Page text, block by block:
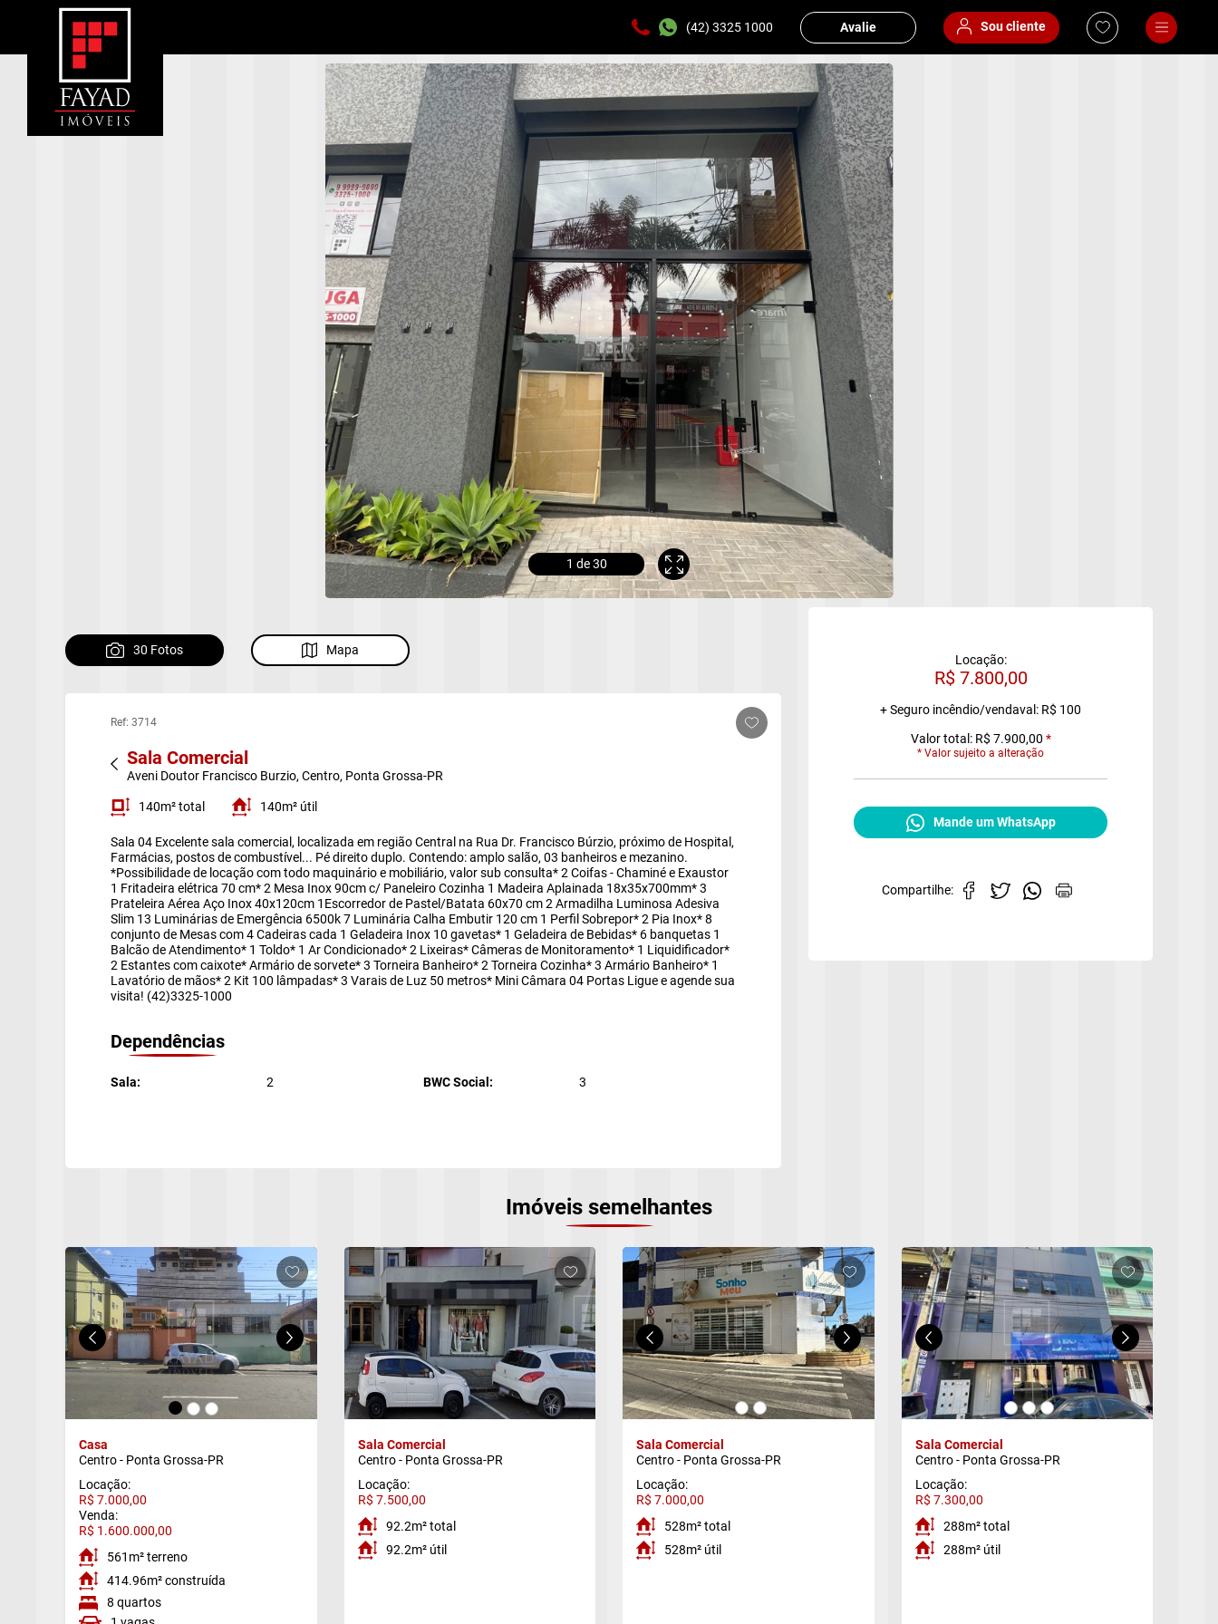
(42) 3325 1000 Avalie Sou cliente
1 de 30
30 Fotos Mapa
Ref: 3714
Sala Comercial
Aveni Doutor Francisco Burzio, Centro, Ponta Grossa-PR
140m² total 140m² útil
Sala 04 Excelente sala comercial, localizada em região Central na Rua Dr. Francisco Búrzio, próximo de Hospital,
Farmácias, postos de combustível... Pé direito duplo. Contendo: amplo salão, 03 banheiros e mezanino.
*Possibilidade de locação com todo maquinário e mobiliário, valor sub consulta* 2 Coifas - Chaminé e Exaustor
1 Fritadeira elétrica 70 cm* 2 Mesa Inox 90cm c/ Paneleiro Cozinha 1 Madeira Aplainada 18x35x700mm* 3
Prateleira Aérea Aço Inox 40x120cm 1Escorredor de Pastel/Batata 60x70 cm 2 Armadilha Luminosa Adesiva
Slim 13 Luminárias de Emergência 6500k 7 Luminária Calha Embutir 120 cm 1 Perfil Sobrepor* 2 Pia Inox* 8
conjunto de Mesas com 4 Cadeiras cada 1 Geladeira Inox 10 gavetas* 1 Geladeira de Bebidas* 6 banquetas 1
Balcão de Atendimento* 1 Toldo* 1 Ar Condicionado* 2 Lixeiras* Câmeras de Monitoramento* 1 Liquidificador*
2 Estantes com caixote* Armário de sorvete* 3 Torneira Banheiro* 2 Torneira Cozinha* 3 Armário Banheiro* 1
Lavatório de mãos* 2 Kit 100 lâmpadas* 3 Varais de Luz 50 metros* Mini Câmara 04 Portas Ligue e agende sua
visita! (42)3325-1000
Dependências
Sala: 2 BWC Social: 3
Locação:
R$ 7.800,00
+ Seguro incêndio/vendaval: R$ 100
Valor total: R$ 7.900,00 *
* Valor sujeito a alteração
Mande um WhatsApp
Compartilhe:
Imóveis semelhantes
Casa
Centro - Ponta Grossa-PR
Locação:
R$ 7.000,00
Venda:
R$ 1.600.000,00
561m² terreno
414.96m² construída
8 quartos
Sala Comercial
Centro - Ponta Grossa-PR
Locação:
R$ 7.500,00
92.2m² total
92.2m² útil
Sala Comercial
Centro - Ponta Grossa-PR
Locação:
R$ 7.000,00
528m² total
528m² útil
Sala Comercial
Centro - Ponta Grossa-PR
Locação:
R$ 7.300,00
288m² total
288m² útil
Cadastre-se para salvar seus imóveis
g)